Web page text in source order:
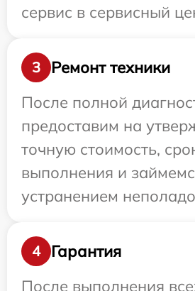
сервис в сервисный
3
Ремонт техники
После полной
предоставим на
точную стоимость,
выполнения и
устранением
4
Гарантия
После выполнения